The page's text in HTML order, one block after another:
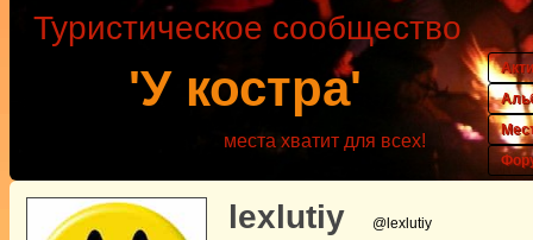
'У костра'
Туристическое сообщество
места хватит для всех!
lexlutiy @lexlutiy